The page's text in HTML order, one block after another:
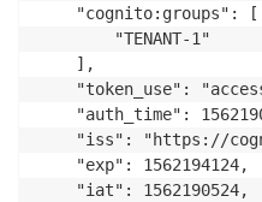
    "cognito:groups": [
        "TENANT-1"
    ],
"token_use":
"auth_time":
"iss": "https://
    "exp": 1562194124,
    "iat": 1562190524,